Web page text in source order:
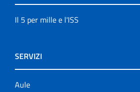
Il 5 per mille e l'ISS
SERVIZI
Aule